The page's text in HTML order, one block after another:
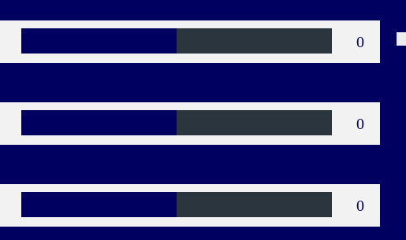
0
0
0